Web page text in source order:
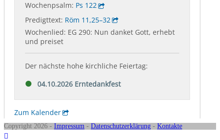
Copyright 2026 - Impressum - Datenschutzerklärung - Kontakte